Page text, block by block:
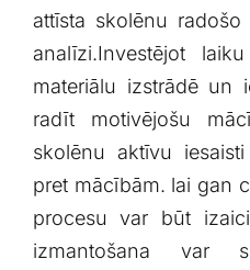
attīsta skolēnu
analīzi.Investējot
materiālu⁣ izstrādē un
radīt motivējošu
skolēnu aktīvu
pret⁤ mācībām. lai gan
procesu var būt
izmantošana var